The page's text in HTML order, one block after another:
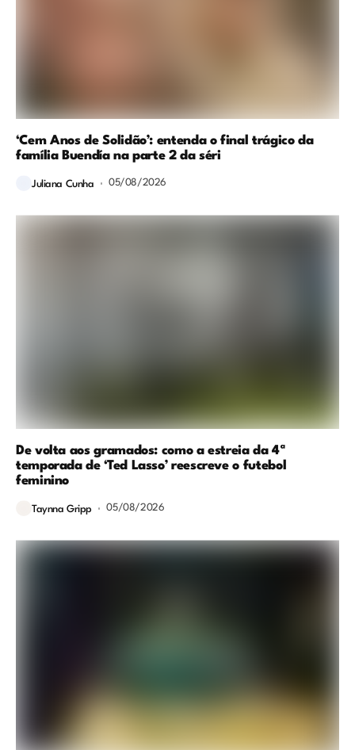
‘Cem Anos de Solidão’: entenda o final trágico da
família Buendía na parte 2 da séri
Juliana Cunha 05/08/2026
De volta aos gramados: como a estreia da 4ª
temporada de ‘Ted Lasso’ reescreve o futebol
feminino
Taynna Gripp 05/08/2026